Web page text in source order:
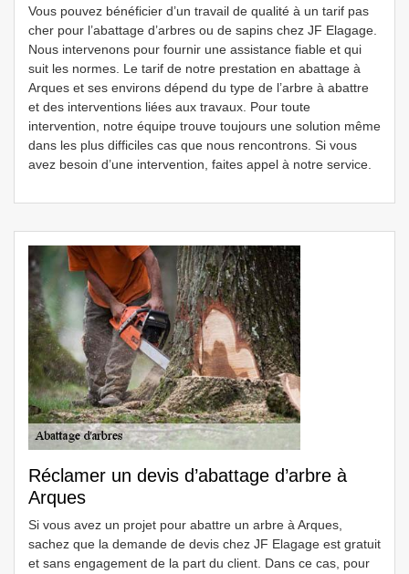
Vous pouvez bénéficier d’un travail de qualité à un tarif pas
cher pour l’abattage d’arbres ou de sapins chez JF Elagage.
Nous intervenons pour fournir une assistance fiable et qui
suit les normes. Le tarif de notre prestation en abattage à
Arques et ses environs dépend du type de l’arbre à abattre
et des interventions liées aux travaux. Pour toute
intervention, notre équipe trouve toujours une solution même
dans les plus difficiles cas que nous rencontrons. Si vous
avez besoin d’une intervention, faites appel à notre service.
Réclamer un devis d’abattage d’arbre à
Arques
Si vous avez un projet pour abattre un arbre à Arques,
sachez que la demande de devis chez JF Elagage est gratuit
et sans engagement de la part du client. Dans ce cas, pour